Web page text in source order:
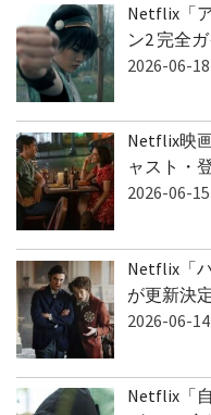
Netflix「
ン2 完全
2026-06-18
Netflix映
ャスト・
2026-06-15
Netflix「
が更新決
2026-06-14
Netflix「